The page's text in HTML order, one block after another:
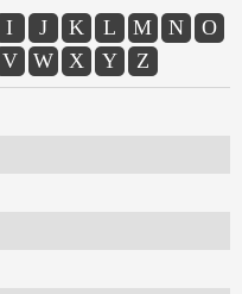
I J K L M N
O
V W X Y Z